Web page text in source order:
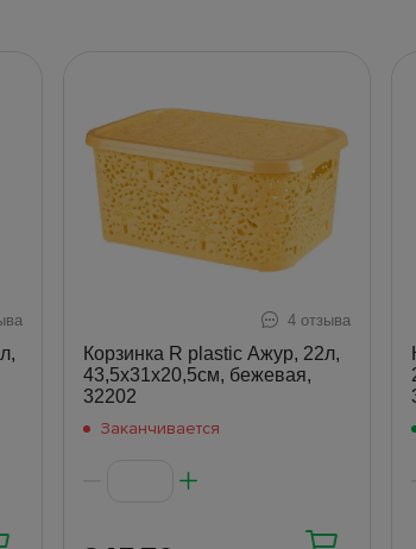
4 отзыва
Корзинка R plastic Ажур, 22л,
43,5x31x20,5см, бежевая,
32202
Заканчивается